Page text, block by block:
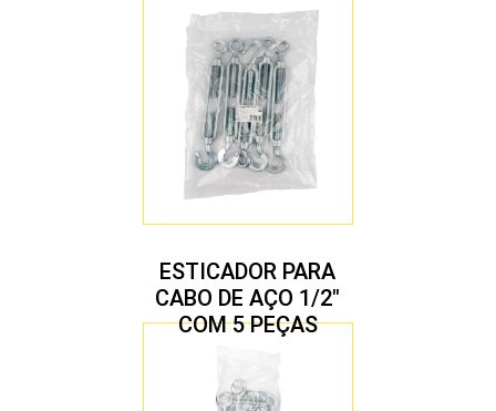
ESTICADOR PARA
CABO DE AÇO 1/2″
COM 5 PEÇAS